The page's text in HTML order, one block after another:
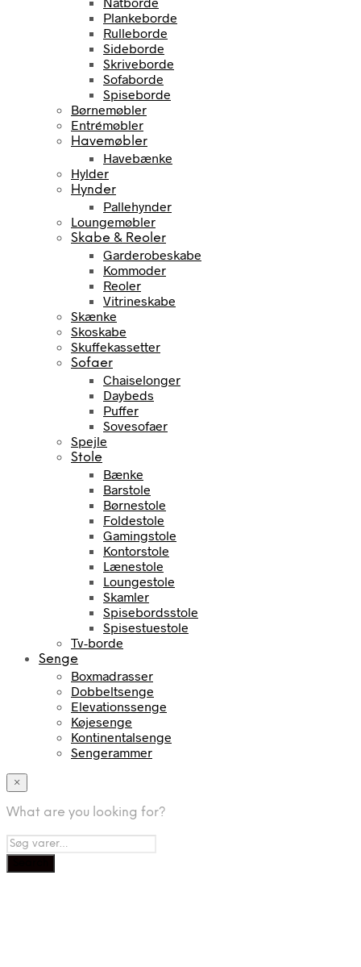
Plankeborde
Rulleborde
Sideborde
Skriveborde
Sofaborde
Spiseborde
Børnemøbler
Entrémøbler
Havemøbler
Havebænke
Hylder
Hynder
Pallehynder
Loungemøbler
Skabe & Reoler
Garderobeskabe
Kommoder
Reoler
Vitrineskabe
Skænke
Skoskabe
Skuffekassetter
Sofaer
Chaiselonger
Daybeds
Puffer
Sovesofaer
Spejle
Stole
Bænke
Barstole
Børnestole
Foldestole
Gamingstole
Kontorstole
Lænestole
Loungestole
Skamler
Spisebordsstole
Spisestuestole
Tv-borde
Senge
Boxmadrasser
Dobbeltsenge
Elevationssenge
Køjesenge
Kontinentalsenge
Sengerammer
×
What are you looking for?